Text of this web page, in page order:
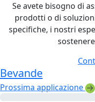
Se avete bisogno di
prodotti o di
specifiche, i nostri
Bevande
Prossima applicazione